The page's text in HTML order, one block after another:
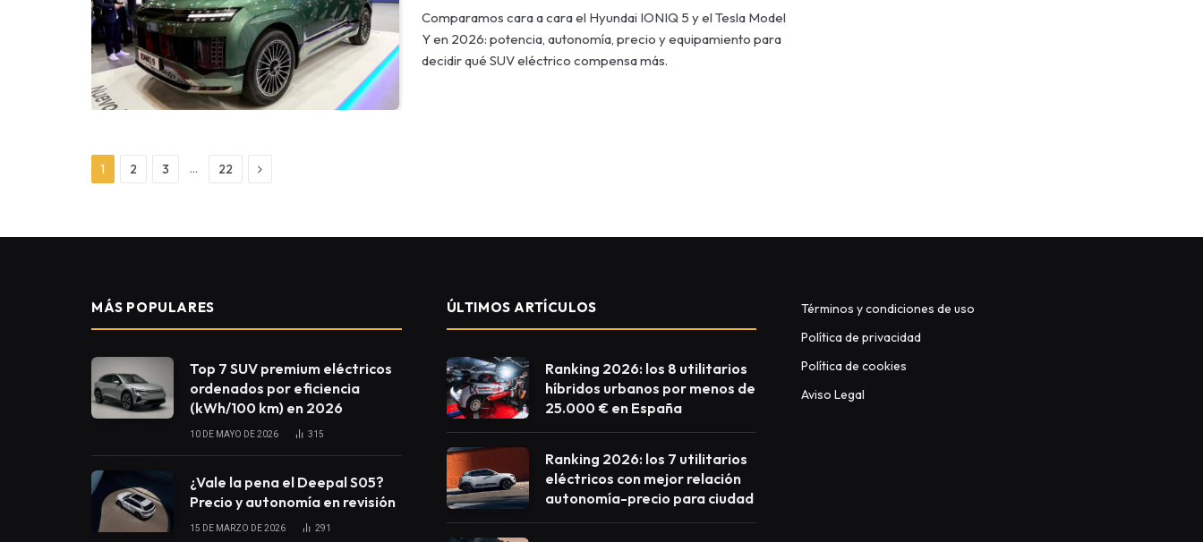
Comparamos cara a cara el Hyundai IONIQ 5 y el Tesla Model
Y en 2026: potencia, autonomía, precio y equipamiento para
decidir qué SUV eléctrico compensa más.
1 2 3 … 22 Next
MÁS POPULARES
Top 7 SUV premium eléctricos
ordenados por eficiencia
(kWh/100 km) en 2026
10 DE MAYO DE 2026 315
¿Vale la pena el Deepal S05?
Precio y autonomía en revisión
15 DE MARZO DE 2026 291
ÚLTIMOS ARTÍCULOS
Ranking 2026: los 8 utilitarios
híbridos urbanos por menos de
25.000 € en España
Ranking 2026: los 7 utilitarios
eléctricos con mejor relación
autonomía-precio para ciudad
Términos y condiciones de uso
Política de privacidad
Política de cookies
Aviso Legal